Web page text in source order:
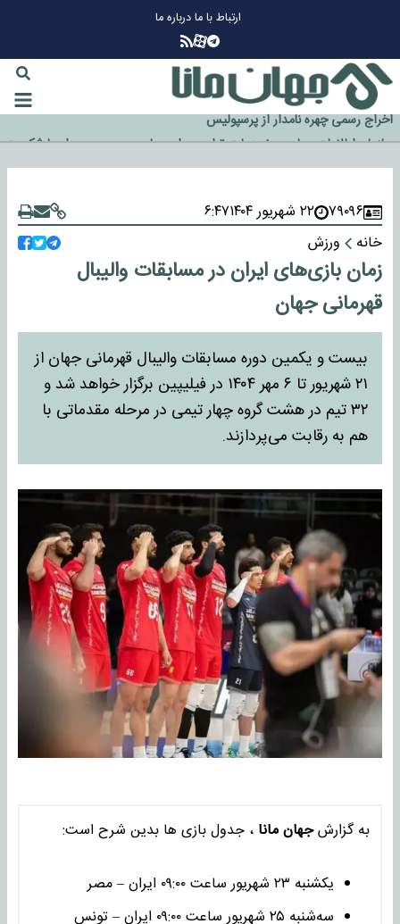
ارتباط با مادرباره ما
چرا طلا دوباره افزایشی شد؟
گزینه جدایی اوسمار روی میز مدیران پرسپولیس
سازمان اطلاعات سپاه: پروژه دولت ترامپ برای مهار چین، روسیه و اروپا شکست
خورد
۷۹۰۹۶ ۲۲ شهریور ۱۴۰۴
۶:۴۷
خانه
ورزش
زمان بازی‌های ایران در مسابقات والیبال
قهرمانی جهان
بیست و یکمین دوره مسابقات والیبال قهرمانی جهان از
۲۱ شهریور تا ۶ مهر ۱۴۰۴ در فیلیپین برگزار خواهد شد و
۳۲ تیم در هشت گروه چهار تیمی در مرحله مقدماتی با
هم به رقابت می‌پردازند.
به گزارشجهان مانا ، جدول بازی ها بدین شرح است:
یکشنبه ۲۳ شهریور ساعت ۰۹:۰۰ ایران – مصر
سه‌شنبه ۲۵ شهریور ساعت ۰۹:۰۰ ایران – تونس